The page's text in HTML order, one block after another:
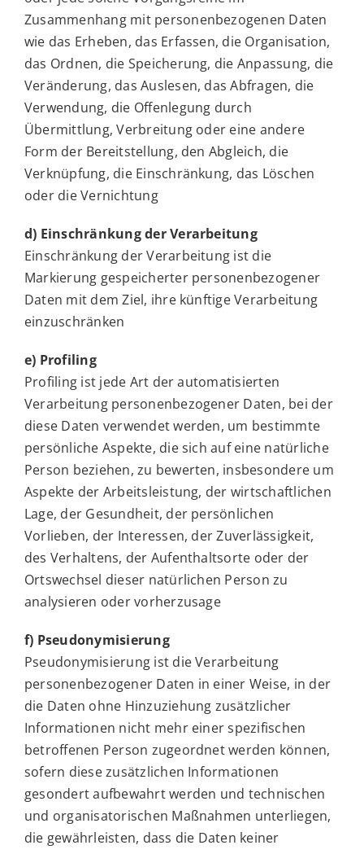
Zusammenhang mit personenbezogenen Daten
wie das Erheben, das Erfassen, die Organisation,
das Ordnen, die Speicherung, die Anpassung, die
Veränderung, das Auslesen, das Abfragen, die
Verwendung, die Offenlegung durch
Übermittlung, Verbreitung oder eine andere
Form der Bereitstellung, den Abgleich, die
Verknüpfung, die Einschränkung, das Löschen
oder die Vernichtung
d) Einschränkung der Verarbeitung
Einschränkung der Verarbeitung ist die
Markierung gespeicherter personenbezogener
Daten mit dem Ziel, ihre künftige Verarbeitung
einzuschränken
e) Profiling
Profiling ist jede Art der automatisierten
Verarbeitung personenbezogener Daten, bei der
diese Daten verwendet werden, um bestimmte
persönliche Aspekte, die sich auf eine natürliche
Person beziehen, zu bewerten, insbesondere um
Aspekte der Arbeitsleistung, der wirtschaftlichen
Lage, der Gesundheit, der persönlichen
Vorlieben, der Interessen, der Zuverlässigkeit,
des Verhaltens, der Aufenthaltsorte oder der
Ortswechsel dieser natürlichen Person zu
analysieren oder vorherzusage
f) Pseudonymisierung
Pseudonymisierung ist die Verarbeitung
personenbezogener Daten in einer Weise, in der
die Daten ohne Hinzuziehung zusätzlicher
Informationen nicht mehr einer spezifischen
betroffenen Person zugeordnet werden können,
sofern diese zusätzlichen Informationen
gesondert aufbewahrt werden und technischen
und organisatorischen Maßnahmen unterliegen,
die gewährleisten, dass die Daten keiner